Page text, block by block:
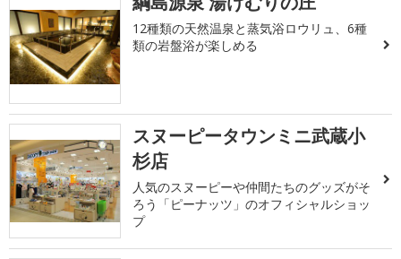
12種類の天然温泉と蒸気浴ロウリュ、6種
類の岩盤浴が楽しめる
スヌーピータウンミニ武蔵小
杉店
人気のスヌーピーや仲間たちのグッズがそ
ろう「ピーナッツ」のオフィシャルショッ
プ